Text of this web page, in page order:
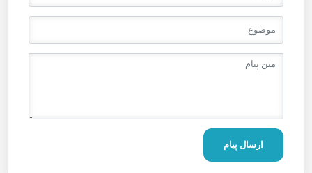
ارسال پیام